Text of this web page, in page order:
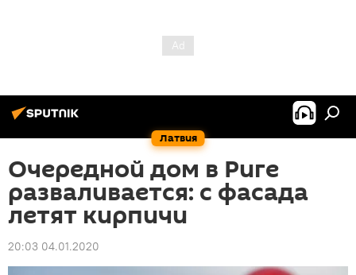
Латвия
Очередной дом в Риге
разваливается: с фасада
летят кирпичи
20:03 04.01.2020